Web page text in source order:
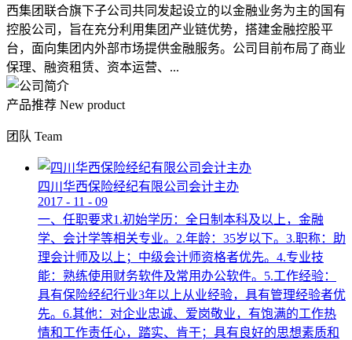
西集团联合旗下子公司共同发起设立的以金融业务为主的国有
控股公司，旨在充分利用集团产业链优势，搭建金融控股平
台，面向集团内外部市场提供金融服务。公司目前布局了商业
保理、融资租赁、资本运营、...
产品推荐 New product
团队 Team
四川华西保险经纪有限公司会计主办
2017 - 11 - 09
一、任职要求1.初始学历：全日制本科及以上，金融
学、会计学等相关专业。2.年龄：35岁以下。3.职称：助
理会计师及以上；中级会计师资格者优先。4.专业技
能：熟练使用财务软件及常用办公软件。5.工作经验：
具有保险经纪行业3年以上从业经验，具有管理经验者优
先。6.其他：对企业忠诚、爱岗敬业，有饱满的工作热
情和工作责任心，踏实、肯干；具有良好的思想素质和